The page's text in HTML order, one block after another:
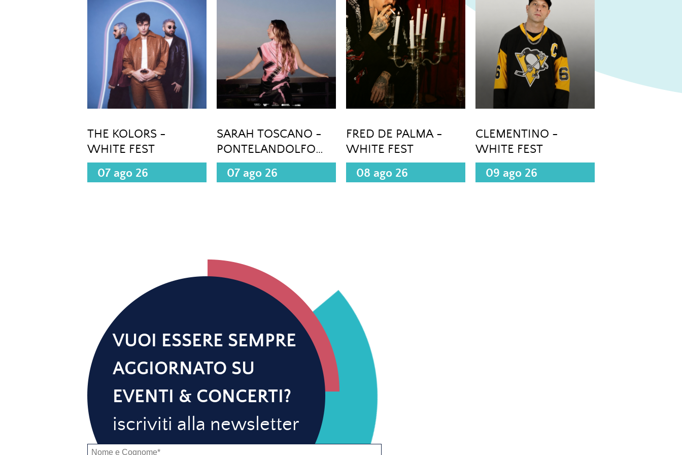
THE KOLORS -
WHITE FEST
07 ago 26
SARAH TOSCANO -
PONTELANDOLFO
(BN)
07 ago 26
FRED DE PALMA -
WHITE FEST
08 ago 26
CLEMENTINO -
WHITE FEST
09 ago 26
VUOI ESSERE SEMPRE
AGGIORNATO SU
EVENTI & CONCERTI?
iscriviti alla newsletter